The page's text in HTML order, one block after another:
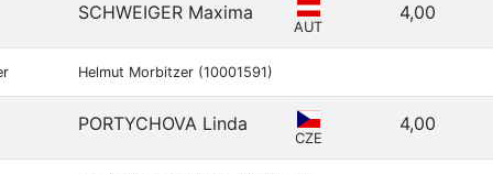
SCHWEIGER Maxima
AUT
4,00
Helmut Morbitzer (10001591)
PORTYCHOVA Linda
CZE
4,00